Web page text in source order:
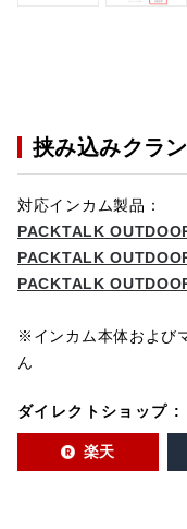
挟み込みクラ
対応インカム製品：
PACKTALK
PACKTALK
PACKTALK
※インカム本体および
ん
ダイレクトショップ :
楽天